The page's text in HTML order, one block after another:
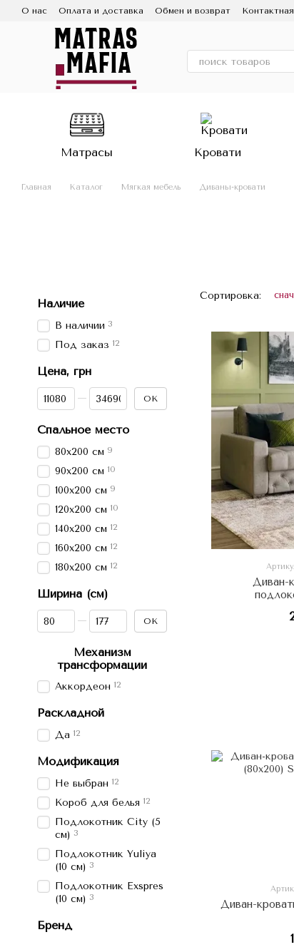
Перейти к основному контенту
О нас Оплата и доставка Обмен и возврат
Матрасы Кровати
Главная Каталог Мягкая мебель Диваны-кровати
Сортировка:
Диван-
Диван-
Наличие
В наличии 3
Под заказ 12
Цена, грн
От Цена, грн
До Цена, грн OK
Спальное место
80х200 см 9
90х200 см 10
100х200 см 9
120х200 см 10
140х200 см 12
160х200 см 12
180х200 см 12
Ширина (см)
От Ширина (см)
До Ширина (см) OK
Механизм
трансформации
Аккордеон 12
Раскладной
Да 12
Модификация
Не выбран 12
Короб для белья 12
Подлокотник Сity (5
см) 3
Подлокотник Yuliya
(10 см) 3
Подлокотник Exspres
(10 см) 3
Бренд